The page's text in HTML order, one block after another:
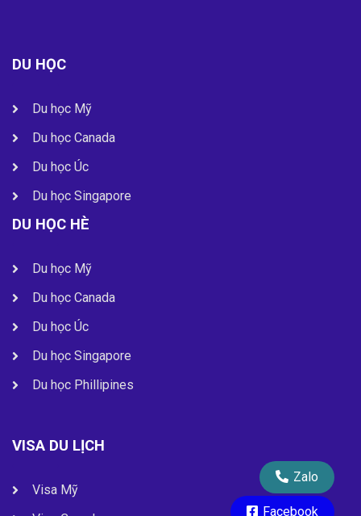
DU HỌC
Du học Mỹ
Du học Canada
Du học Úc
Du học Singapore
DU HỌC HÈ
Du học Mỹ
Du học Canada
Du học Úc
Du học Singapore
Du học Phillipines
VISA DU LỊCH
Visa Mỹ
Zalo
Facebook